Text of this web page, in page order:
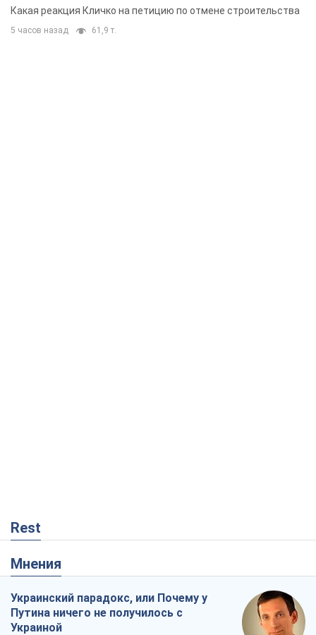
небоскреба "московского верующего"
Какая реакция Кличко на петицию по отмене строительства
5 часов назад 61,9 т.
Rest
Мнения
Украинский парадокс, или Почему у
Путина ничего не получилось с
Украиной